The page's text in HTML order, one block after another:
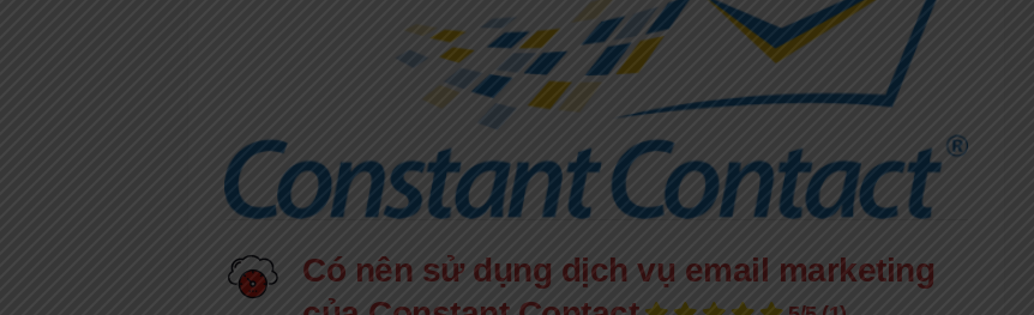
Có nên sử dụng dịch vụ email marketing